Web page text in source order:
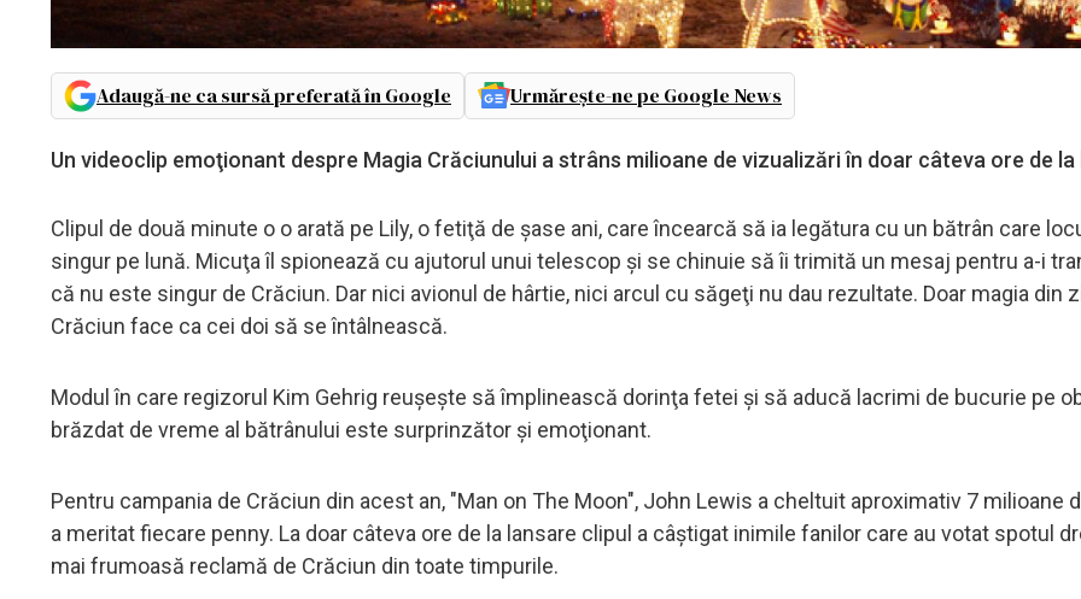
Adaugă-ne ca sursă preferată în Google Urmărește-ne pe Google News
Un videoclip emoţionant despre Magia Crăciunului a strâns milioane de vizualizări în doar câteva ore de la
Clipul de două minute o o arată pe Lily, o fetiţă de şase ani, care încearcă să ia legătura cu un bătrân care
singur pe lună. Micuţa îl spionează cu ajutorul unui telescop şi se chinuie să îi trimită un mesaj pentru a-i
că nu este singur de Crăciun. Dar nici avionul de hârtie, nici arcul cu săgeţi nu dau rezultate. Doar magia din
Crăciun face ca cei doi să se întâlnească.
Modul în care regizorul Kim Gehrig reuşeşte să împlinească dorinţa fetei şi să aducă lacrimi de bucurie pe
brăzdat de vreme al bătrânului este surprinzător şi emoţionant.
Pentru campania de Crăciun din acest an, "Man on The Moon", John Lewis a cheltuit aproximativ 7 milioane
a meritat fiecare penny. La doar câteva ore de la lansare clipul a câştigat inimile fanilor care au votat spotul
mai frumoasă reclamă de Crăciun din toate timpurile.